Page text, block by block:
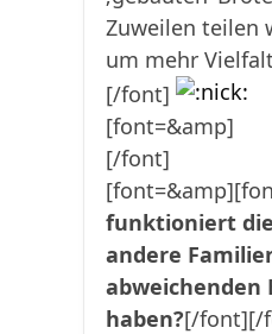
Zuweilen teilen
um mehr
[/font]
[font=&amp]
[/font]
funktioniert
andere
abweichenden
haben?[/font][/